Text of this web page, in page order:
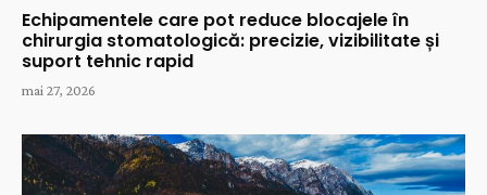
Echipamentele care pot reduce blocajele în
chirurgia stomatologică: precizie, vizibilitate și
suport tehnic rapid
mai 27, 2026